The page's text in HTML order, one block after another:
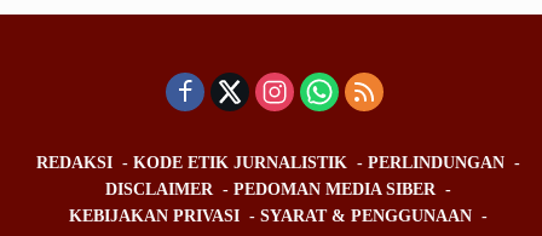
REDAKSI KODE ETIK JURNALISTIK
PERLINDUNGAN
DISCLAIMER
PEDOMAN MEDIA SIBER
KEBIJAKAN PRIVASI
SYARAT & PENGGUNAAN